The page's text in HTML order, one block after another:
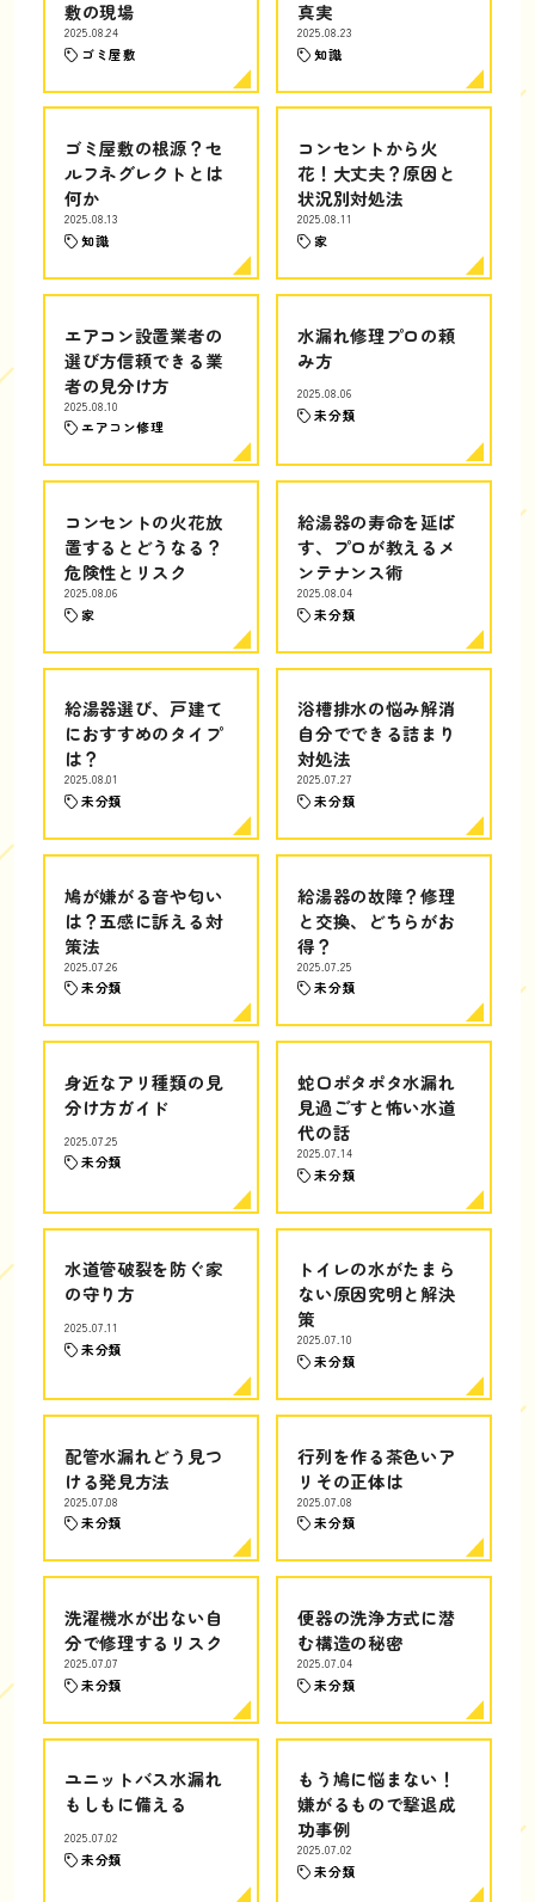
敷の現場
2025.08.24
ゴミ屋敷
真実
2025.08.23
知識
ゴミ屋敷の根源？セ
ルフネグレクトとは
何か
2025.08.13
知識
コンセントから火
花！大丈夫？原因と
状況別対処法
2025.08.11
家
エアコン設置業者の
選び方信頼できる業
者の見分け方
2025.08.10
エアコン修理
水漏れ修理プロの頼
み方
2025.08.06
未分類
コンセントの火花放
置するとどうなる？
危険性とリスク
2025.08.06
家
給湯器の寿命を延ば
す、プロが教えるメ
ンテナンス術
2025.08.04
未分類
給湯器選び、戸建て
におすすめのタイプ
は？
2025.08.01
未分類
浴槽排水の悩み解消
自分でできる詰まり
対処法
2025.07.27
未分類
鳩が嫌がる音や匂い
は？五感に訴える対
策法
2025.07.26
未分類
給湯器の故障？修理
と交換、どちらがお
得？
2025.07.25
未分類
身近なアリ種類の見
分け方ガイド
2025.07.25
未分類
蛇口ポタポタ水漏れ
見過ごすと怖い水道
代の話
2025.07.14
未分類
水道管破裂を防ぐ家
の守り方
2025.07.11
未分類
トイレの水がたまら
ない原因究明と解決
策
2025.07.10
未分類
配管水漏れどう見つ
ける発見方法
2025.07.08
未分類
行列を作る茶色いア
リその正体は
2025.07.08
未分類
洗濯機水が出ない自
分で修理するリスク
2025.07.07
未分類
便器の洗浄方式に潜
む構造の秘密
2025.07.04
未分類
ユニットバス水漏れ
もしもに備える
2025.07.02
未分類
もう鳩に悩まない！
嫌がるもので撃退成
功事例
2025.07.02
未分類